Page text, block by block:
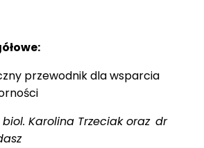
przewodnik dla wsparcia
Karolina Trzeciak oraz dr